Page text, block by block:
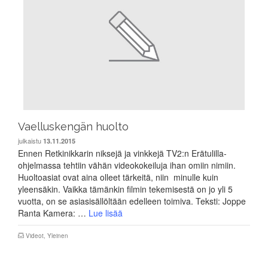
Vaelluskengän huolto
julkaistu 13.11.2015
Ennen Retkinikkarin niksejä ja vinkkejä TV2:n Erätulilla-
ohjelmassa tehtiin vähän videokokeiluja ihan omiin nimiin.
Huoltoasiat ovat aina olleet tärkeitä, niin minulle kuin
yleensäkin. Vaikka tämänkin filmin tekemisestä on jo yli 5
vuotta, on se asiasisällöltään edelleen toimiva. Teksti: Joppe
Ranta Kamera: … Lue lisää
Videot Yleinen